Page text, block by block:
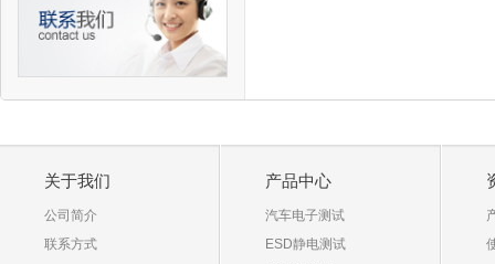
关于我们
公司简介
联系方式
产品中心
汽车电子测试
ESD静电测试